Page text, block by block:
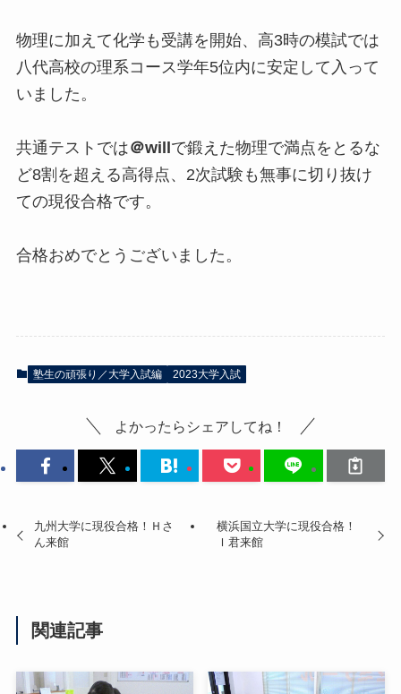
物理に加えて化学も受講を開始、高3時の模試では
八代高校の理系コース学年5位内に安定して入って
いました。
共通テストでは＠willで鍛えた物理で満点をとるな
ど8割を超える高得点、2次試験も無事に切り抜け
ての現役合格です。
合格おめでとうございました。
塾生の頑張り／大学入試編 2023大学入試
よかったらシェアしてね！
九州大学に現役合格！Ｈさ
ん来館
横浜国立大学に現役合格！
Ｉ君来館
関連記事